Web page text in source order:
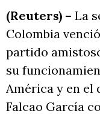
(Reuters) – La
Colombia
partido
su
América y en el
Falcao García